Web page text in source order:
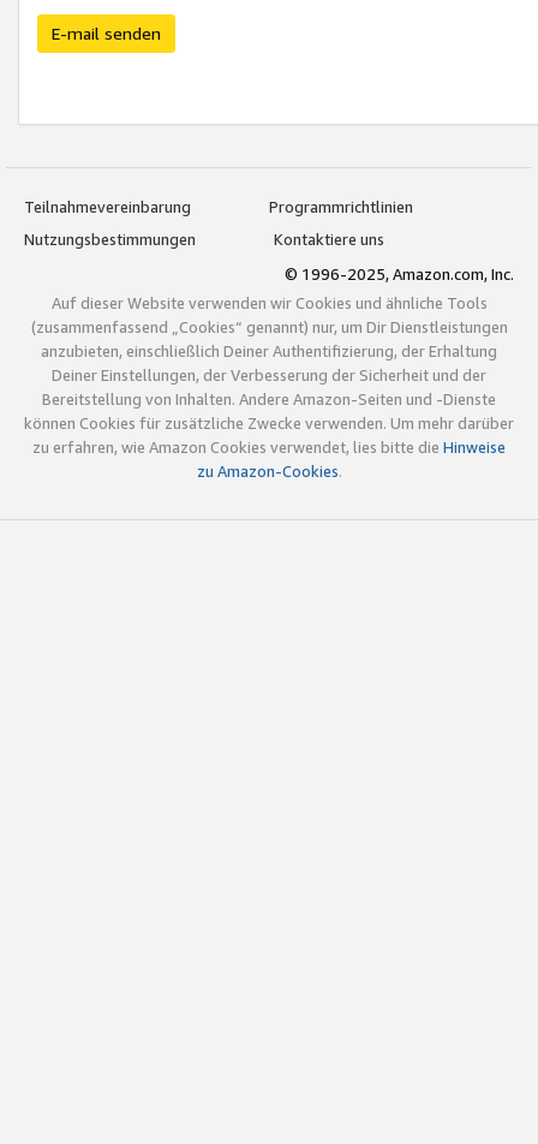
E-mail senden
Teilnahmevereinbarung
Programmrichtlinien
Nutzungsbestimmungen
Kontaktiere uns
© 1996-2025, Amazon.com, Inc.
Auf dieser Website verwenden wir Cookies und ähnliche Tools
(zusammenfassend „Cookies“ genannt) nur, um Dir Dienstleistungen
anzubieten, einschließlich Deiner Authentifizierung, der Erhaltung
Deiner Einstellungen, der Verbesserung der Sicherheit und der
Bereitstellung von Inhalten. Andere Amazon-Seiten und -Dienste
können Cookies für zusätzliche Zwecke verwenden. Um mehr darüber
zu erfahren, wie Amazon Cookies verwendet, lies bitte die Hinweise
zu Amazon-Cookies.